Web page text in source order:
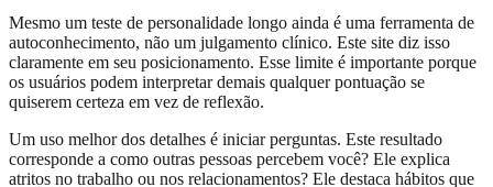
Mesmo um teste de personalidade longo ainda é uma ferramenta de
autoconhecimento, não um julgamento clínico. Este site diz isso
claramente em seu posicionamento. Esse limite é importante porque
os usuários podem interpretar demais qualquer pontuação se
quiserem certeza em vez de reflexão.
Um uso melhor dos detalhes é iniciar perguntas. Este resultado
corresponde a como outras pessoas percebem você? Ele explica
atritos no trabalho ou nos relacionamentos? Ele destaca hábitos que